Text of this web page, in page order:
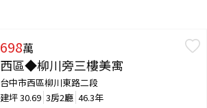
698萬
西區◆柳川旁三樓美寓
台中市西區柳川東路二段
建坪30.69 3房2廳 46.3年